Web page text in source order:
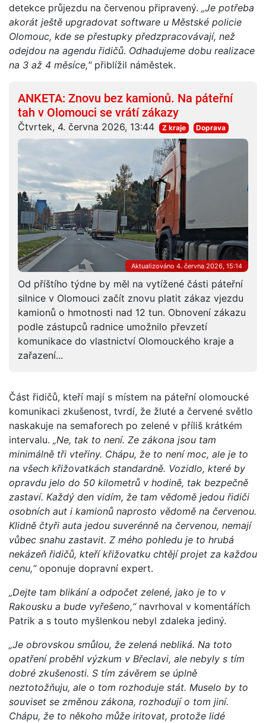
detekce průjezdu na červenou připravený. „Je potřeba
akorát ještě upgradovat software u Městské policie
Olomouc, kde se přestupky předzpracovávají, než
odejdou na agendu řidičů. Odhadujeme dobu realizace
na 3 až 4 měsíce,“přiblížil náměstek.
ANKETA: Znovu bez kamionů. Na páteřní
tah v Olomouci se vrátí zákazy
Čtvrtek, 4. června 2026, 13:44 Z kraje Doprava
Aktualizováno 4. června 2026, 15:14
Od příštího týdne by měl na vytížené části páteřní
silnice v Olomouci začít znovu platit zákaz vjezdu
kamionů o hmotnosti nad 12 tun. Obnovení zákazu
podle zástupců radnice umožnilo převzetí
komunikace do vlastnictví Olomouckého kraje a
zařazení...
Část řidičů, kteří mají s místem na páteřní olomoucké
komunikaci zkušenost, tvrdí, že žluté a červené světlo
naskakuje na semaforech po zelené v příliš krátkém
intervalu. „Ne, tak to není. Ze zákona jsou tam
minimálně tři vteřiny. Chápu, že to není moc, ale je to
na všech křižovatkách standardně. Vozidlo, které by
opravdu jelo do 50 kilometrů v hodině, tak bezpečně
zastaví. Každý den vidím, že tam vědomě jedou řidiči
osobních aut i kamionů naprosto vědomě na červenou.
Klidně čtyři auta jedou suverénně na červenou, nemají
vůbec snahu zastavit. Z mého pohledu je to hrubá
nekázeň řidičů, kteří křižovatku chtějí projet za každou
cenu,“oponuje dopravní expert.
„Dejte tam blikání a odpočet zelené, jako je to v
Rakousku a bude vyřešeno,“navrhoval v komentářích
Patrik a s touto myšlenkou nebyl zdaleka jediný.
„Je obrovskou smůlou, že zelená nebliká. Na toto
opatření proběhl výzkum v Břeclavi, ale nebyly s tím
dobré zkušenosti. S tím závěrem se úplně
neztotožňuju, ale o tom rozhoduje stát. Muselo by to
souviset se změnou zákona, rozhodují o tom jiní.
Chápu, že to někoho může iritovat, protože lidé